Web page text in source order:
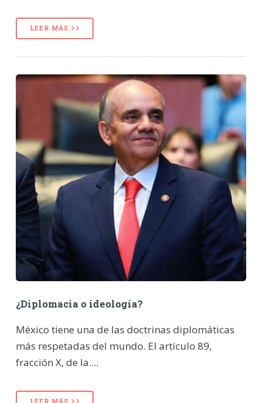
LEER MÁS
¿Diplomacia o ideología?
México tiene una de las doctrinas diplomáticas
más respetadas del mundo. El artículo 89,
fracción X, de la....
LEER MÁS